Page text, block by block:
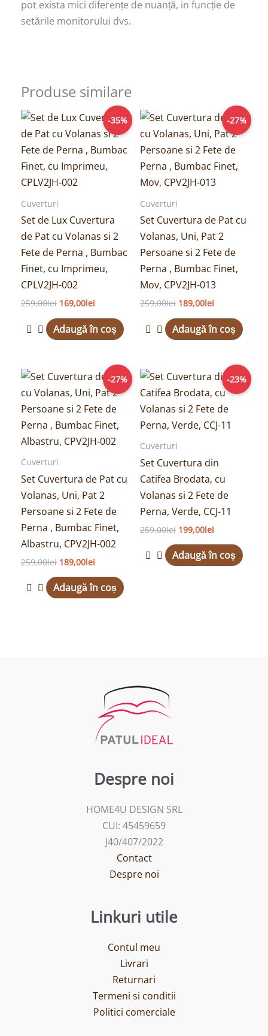
pot exista mici diferențe de nuanță, in funcție de
setările monitorului dvs.
Produse similare
-35%
Cuverturi
Set de Lux Cuvertura
de Pat cu Volanas si 2
Fete de Perna , Bumbac
Finet, cu Imprimeu,
CPLV2JH-002
259,00lei
Prețul
inițial
a
fost:
259,00lei.
169,00lei
Prețul
curent
este:
169,00lei.
Adaugă în coș
-27%
Cuverturi
Set Cuvertura de Pat cu
Volanas, Uni, Pat 2
Persoane si 2 Fete de
Perna , Bumbac Finet,
Mov, CPV2JH-013
259,00lei
Prețul
inițial
a
fost:
259,00lei.
189,00lei
Prețul
curent
este:
189,00lei.
Adaugă în coș
-27%
Cuverturi
Set Cuvertura de Pat cu
Volanas, Uni, Pat 2
Persoane si 2 Fete de
Perna , Bumbac Finet,
Albastru, CPV2JH-002
259,00lei
Prețul
inițial
a
fost:
259,00lei.
189,00lei
Prețul
curent
este:
189,00lei.
Adaugă în coș
-23%
Cuverturi
Set Cuvertura din
Catifea Brodata, cu
Volanas si 2 Fete de
Perna, Verde, CCJ-11
259,00lei
Prețul
inițial
a
fost:
259,00lei.
199,00lei
Prețul
curent
este:
199,00lei.
Adaugă în coș
Despre noi
HOME4U DESIGN SRL
CUI: 45459659
J40/407/2022
Contact
Despre noi
Linkuri utile
Contul meu
Livrari
Returnari
Termeni si conditii
Politici comerciale